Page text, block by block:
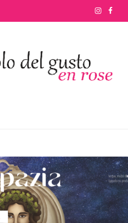
I
t
a
m
e
k